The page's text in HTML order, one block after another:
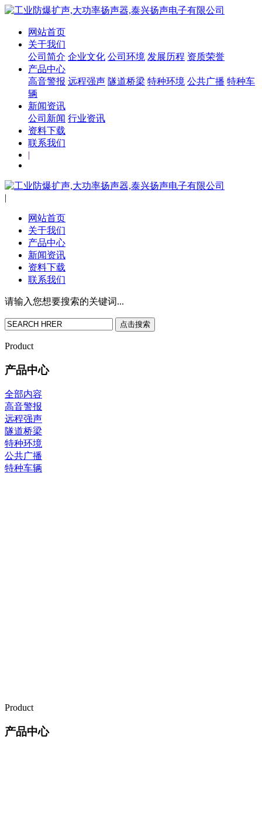
网站首页
关于我们
公司简介 企业文化 公司环境 发展历程 资质荣誉
产品中心
高音警报 远程强声 隧道桥梁 特种环境 公共广播 特种车
辆
新闻资讯
公司新闻 行业资讯
资料下载
联系我们
|
|
网站首页
关于我们
产品中心
新闻资讯
资料下载
联系我们
请输入您想要搜索的关键词...
点击搜索
Product
产品中心
全部内容
高音警报
远程强声
隧道桥梁
特种环境
公共广播
特种车辆
Product
产品中心